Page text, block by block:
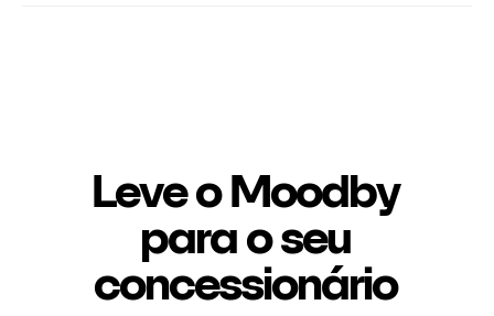
Leve o Moodby
para o seu
concessionário